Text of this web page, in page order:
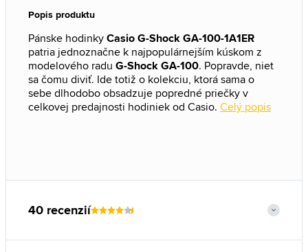
Popis produktu
Pánske hodinkyCasio G-Shock GA-100-1A1ER
patria jednoznačne k najpopulárnejším kúskom z
modelového radu G-Shock GA-100. Popravde, niet
sa čomu diviť. Ide totiž o kolekciu, ktorá sama o
sebe dlhodobo obsadzuje popredné priečky v
celkovej predajnosti hodiniek od Casio. Celý popis
40 recenzií